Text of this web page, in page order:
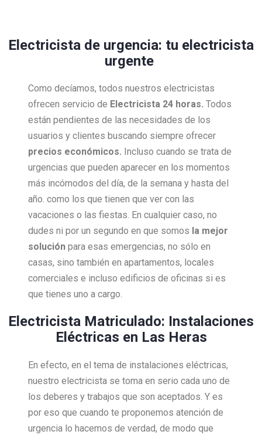
Electricista de urgencia: tu electricista
urgente
Como decíamos, todos nuestros electricistas
ofrecen servicio de Electricista 24 horas. Todos
están pendientes de las necesidades de los
usuarios y clientes buscando siempre ofrecer
precios económicos. Incluso cuando se trata de
urgencias que pueden aparecer en los momentos
más incómodos del día, de la semana y hasta del
año. como los que tienen que ver con las
vacaciones o las fiestas. En cualquier caso, no
dudes ni por un segundo en que somos la mejor
solución para esas emergencias, no sólo en
casas, sino también en apartamentos, locales
comerciales e incluso edificios de oficinas si es
que tienes uno a cargo.
Electricista Matriculado: Instalaciones
Eléctricas en Las Heras
En efecto, en el tema de instalaciones eléctricas,
nuestro electricista se toma en serio cada uno de
los deberes y trabajos que son aceptados. Y es
por eso que cuando te proponemos atención de
urgencia lo hacemos de verdad, de modo que